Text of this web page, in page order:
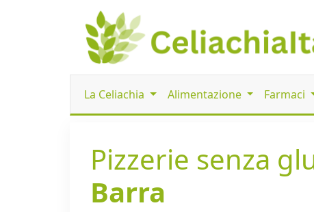
La Celiachia Alimentazione Farmaci
Pizzerie senza
Barra